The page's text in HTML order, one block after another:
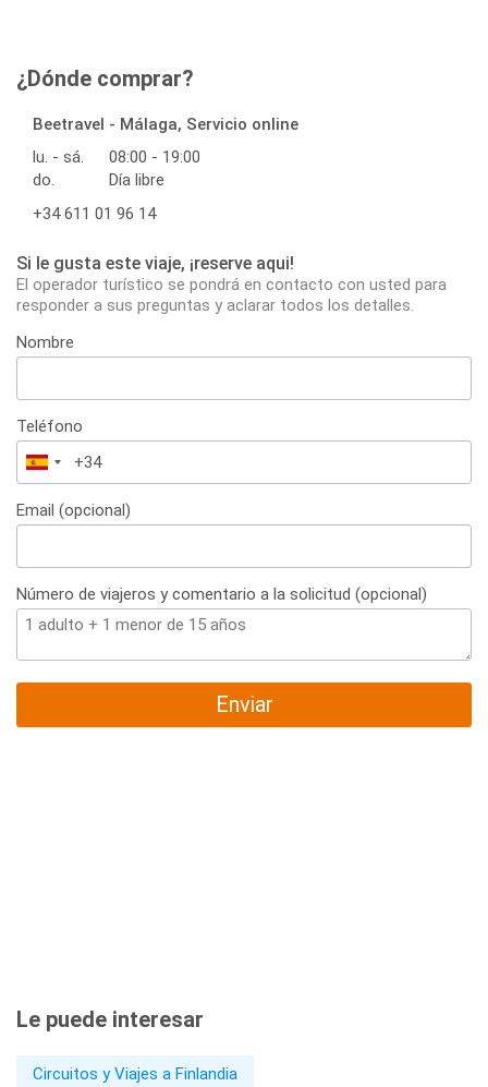
¿Dónde comprar?
Beetravel - Málaga, Servicio online
lu. - sá.
08:00 - 19:00
do.
Día libre
+34 611 01 96 14
Si le gusta este viaje, ¡reserve aqui!
El operador turístico se pondrá en contacto con usted para
responder a sus preguntas y aclarar todos los detalles.
Nombre
Teléfono
España
+34
Email (opcional)
Número de viajeros y comentario a la solicitud (opcional)
Enviar
Le puede interesar
Circuitos y Viajes a Finlandia